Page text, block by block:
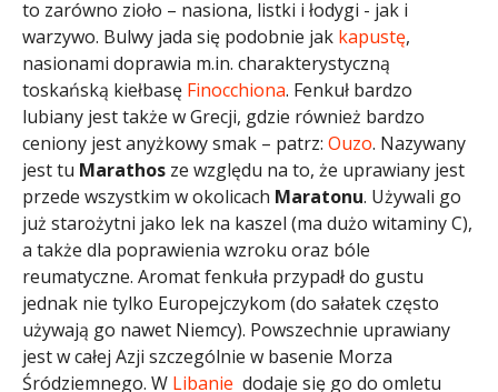
to zarówno zioło – nasiona, listki i łodygi - jak i
warzywo. Bulwy jada się podobnie jak kapustę,
nasionami doprawia m.in. charakterystyczną
toskańską kiełbasę Finocchiona. Fenkuł bardzo
lubiany jest także w Grecji, gdzie również bardzo
ceniony jest anyżkowy smak – patrz: Ouzo. Nazywany
jest tu Marathos ze względu na to, że uprawiany jest
przede wszystkim w okolicach Maratonu. Używali go
już starożytni jako lek na kaszel (ma dużo witaminy C),
a także dla poprawienia wzroku oraz bóle
reumatyczne. Aromat fenkuła przypadł do gustu
jednak nie tylko Europejczykom (do sałatek często
używają go nawet Niemcy). Powszechnie uprawiany
jest w całej Azji szczególnie w basenie Morza
Śródziemnego. W Libanie dodaje się go do omletu